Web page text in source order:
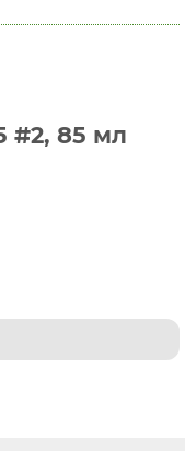
#2, 85 мл